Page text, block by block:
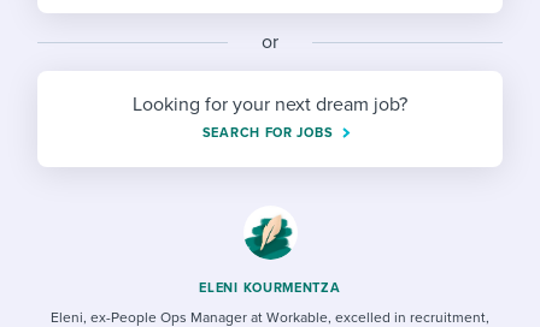
Ensuring compliance
Finding and attracting people
Establishing an employer brand
Candidate/employee experiences
Step-by-step tutorials
Free ebooks & reports
HR terms
Career development
Modern working life
Overall career resources
Start a free trial
or
Looking for your next dream job?
SEARCH FOR JOBS
ELENI KOURMENTZA
Eleni, ex-People Ops Manager at Workable, excelled in recruitment,